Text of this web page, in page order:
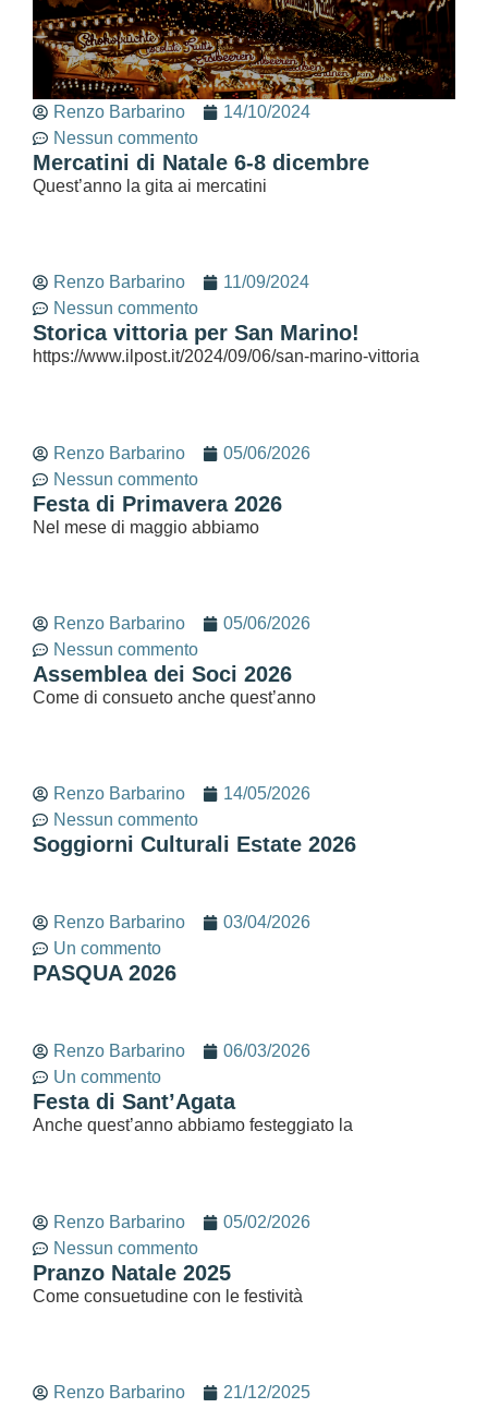
Renzo Barbarino
14/10/2024
Nessun commento
Mercatini di Natale 6-8 dicembre
Quest’anno la gita ai mercatini
Renzo Barbarino
11/09/2024
Nessun commento
Storica vittoria per San Marino!
https://www.ilpost.it/2024/09/06/san-marino-vittoria
Renzo Barbarino
05/06/2026
Nessun commento
Festa di Primavera 2026
Nel mese di maggio abbiamo
Renzo Barbarino
05/06/2026
Nessun commento
Assemblea dei Soci 2026
Come di consueto anche quest’anno
Renzo Barbarino
14/05/2026
Nessun commento
Soggiorni Culturali Estate 2026
Renzo Barbarino
03/04/2026
Un commento
PASQUA 2026
Renzo Barbarino
06/03/2026
Un commento
Festa di Sant’Agata
Anche quest’anno abbiamo festeggiato la
Renzo Barbarino
05/02/2026
Nessun commento
Pranzo Natale 2025
Come consuetudine con le festività
Renzo Barbarino
21/12/2025